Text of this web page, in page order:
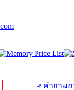
คำถาม